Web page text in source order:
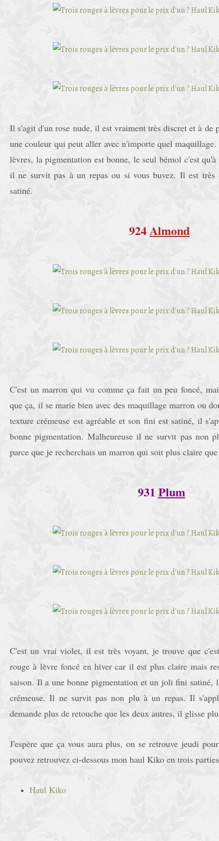
Il s'agit d'un rose nude, il est vraiment très discret et à de
une couleur qui peut aller avec n'importe quel
lèvres, la pigmentation est bonne, le seul bémol c'est qu'à
il ne survit pas à un repas ou si vous buvez. Il est très
satiné.
924Almond
C'est un marron qui vu comme ça fait un peu foncé,
que ça, il se marie bien avec des maquillage marron ou
texture crémeuse est agréable et son fini est satiné, il
bonne pigmentation. Malheureuse il ne survit pas non
parce que je recherchais un marron qui soit plus claire
931 Plum
C'est un vrai violet, il est très voyant, je trouve que
rouge à lèvre foncé en hiver car il est plus claire mais
saison. Il a une bonne pigmentation et un joli fini satiné,
crémeuse. Il ne survit pas non plu à un repas. Il
demande plus de retouche que les deux autres, il glisse
J'espère que ça vous aura plus, on se retrouve jeudi
pouvez retrouvez ci-dessous mon haul Kiko en trois
Haul Kiko